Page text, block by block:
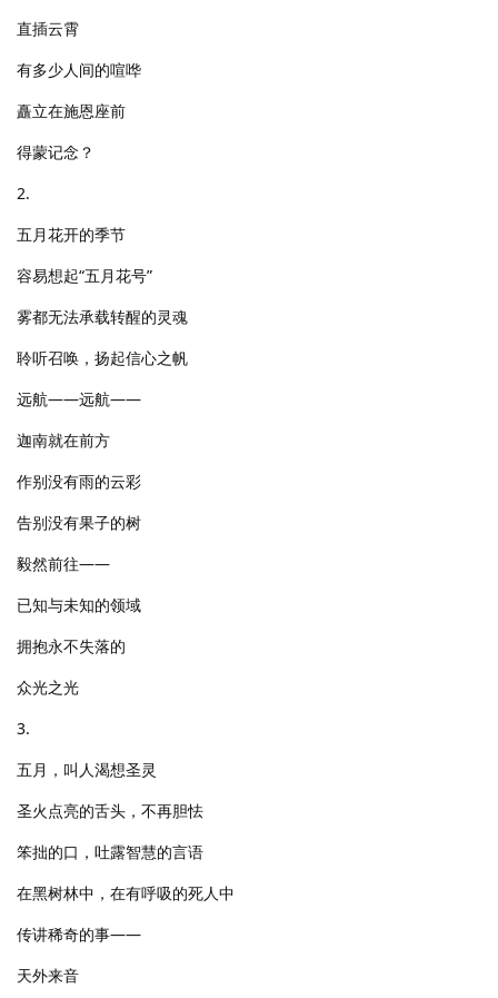
直插云霄
有多少人间的喧哗
矗立在施恩座前
得蒙记念？
2.
五月花开的季节
容易想起“五月花号”
雾都无法承载转醒的灵魂
聆听召唤，扬起信心之帆
远航——远航——
迦南就在前方
作别没有雨的云彩
告别没有果子的树
毅然前往——
已知与未知的领域
拥抱永不失落的
众光之光
3.
五月，叫人渴想圣灵
圣火点亮的舌头，不再胆怯
笨拙的口，吐露智慧的言语
在黑树林中，在有呼吸的死人中
传讲稀奇的事——
天外来音